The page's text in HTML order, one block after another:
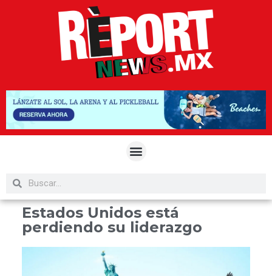
Estados Unidos está
perdiendo su liderazgo